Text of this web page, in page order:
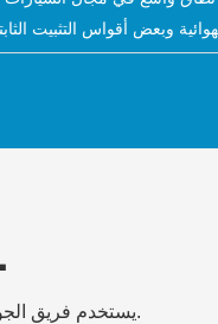
يستخدم فريق الجودة لدينا أدوات عالية الدقة لفحص المنتج كل ساعة لتلبية متطلبات الدقة والإنتاجية للمنتج.